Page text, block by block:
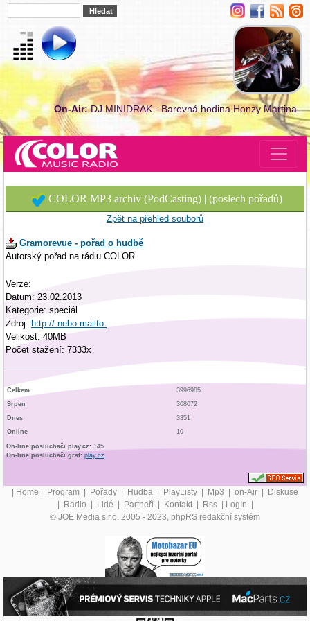
On-Air:DJ MINIDRAK - Barevná hodina Honzy Martina
COLOR MP3 archiv (PodCasting) | (poslech pořadů)
Zpět na přehled souborů
Gramorevue - pořad o hudbě
Autorský pořad na rádiu COLOR
Verze:
Datum: 23.02.2013
Kategorie: speciál
Zdroj: http:// nebo mailto:
Velikost: 40MB
Počet stažení: 7333x
Celkem
3996985
Srpen
308072
Dnes
3351
Online
10
On-line posluchači play.cz: 145
On-line posluchači graf: play.cz
| Home | Program | Pořady | Hudba | PlayListy | Mp3 | on-Air | Diskuse
| Radio | Lidé | Partneři | Kontakt | Rss | LogIn |
© JOE Media s.r.o. 2005 - 2023, phpRS redakční systém